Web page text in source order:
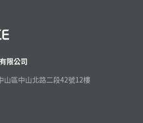
限公司
山區中山北路二段42號12樓